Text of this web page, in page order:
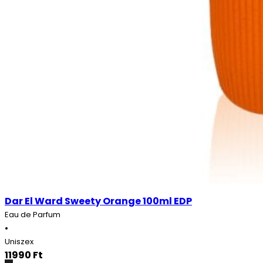
Dar El Ward Sweety Orange 100ml EDP
Eau de Parfum
•
Uniszex
11990 Ft